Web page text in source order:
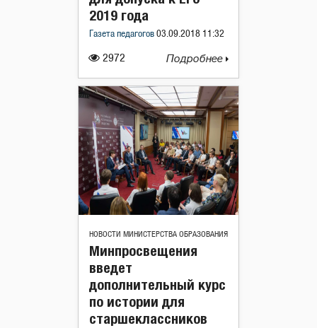
2972
2019 года
Газета педагогов 03.09.2018 11:32
Подробнее
НОВОСТИ МИНИСТЕРСТВА ОБРАЗОВАНИЯ
Минпросвещения
введет
дополнительный курс
по истории для
старшеклассников